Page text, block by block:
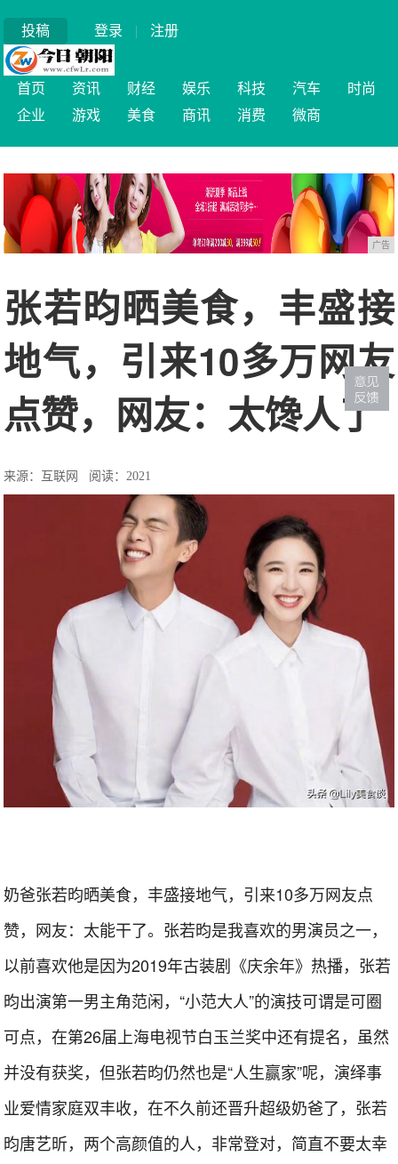
投稿 登录 | 注册
首页 资讯 财经 娱乐 科技 汽车
时尚
企业
游戏 美食 商讯 消费 微商
广告
张若昀晒美食，丰盛接
地气，引来10多万网友
点赞，网友：太馋人了
来源：互联网 阅读：2021
奶爸张若昀晒美食，丰盛接地气，引来10多万网友点
赞，网友：太能干了。张若昀是我喜欢的男演员之一，
以前喜欢他是因为2019年古装剧《庆余年》热播，张若
昀出演第一男主角范闲，“小范大人”的演技可谓是可圈
可点，在第26届上海电视节白玉兰奖中还有提名，虽然
并没有获奖，但张若昀仍然也是“人生赢家”呢，演绎事
业爱情家庭双丰收，在不久前还晋升超级奶爸了，张若
昀唐艺昕，两个高颜值的人，非常登对，简直不要太幸